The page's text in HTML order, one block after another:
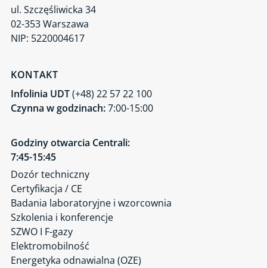
Maszyny i linie technologiczne
Cyberbezpieczeństwo
Jednostka Weryfikująca UDT-CERT
ul. Szczęśliwicka 34
02-353 Warszawa
NIP: 5220004617
KONTAKT
Infolinia UDT(+48) 22 57 22 100
Czynna w godzinach:7:00-15:00
Godziny otwarcia Centrali:
7:45-15:45
Dozór techniczny
Certyfikacja / CE
Badania laboratoryjne i wzorcownia
Szkolenia i konferencje
SZWO I F-gazy
Elektromobilność
Energetyka odnawialna (OZE)